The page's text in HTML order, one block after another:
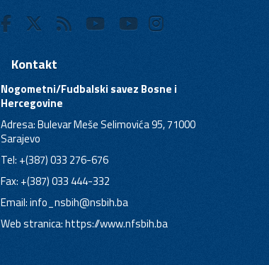
Kontakt
Nogometni/Fudbalski savez Bosne i
Hercegovine
Adresa: Bulevar Meše Selimovića 95, 71000
Sarajevo
Tel: +(387) 033 276-676
Fax: +(387) 033 444-332
Email:info_nsbih@nsbih.ba
Web stranica: https://www.nfsbih.ba